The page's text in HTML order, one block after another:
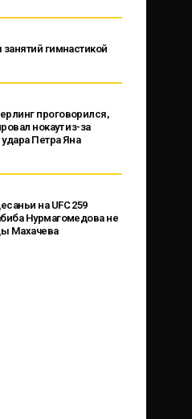
гимнастикой
проговорился,
нокаут из-за
Петра Яна
на UFC 259
Нурмагомедова не
Махачева